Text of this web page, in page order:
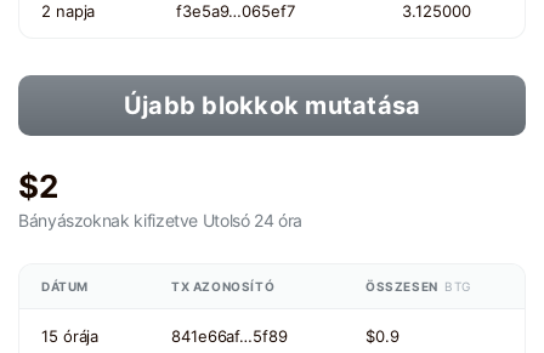
2 napja f3e5a9…065ef7 3.125000
Újabb blokkok mutatása
$2
Bányászoknak kifizetve Utolsó 24 óra
DÁTUM TX AZONOSÍTÓ ÖSSZESEN BTG
15 órája 841e66af…5f89 $0.9